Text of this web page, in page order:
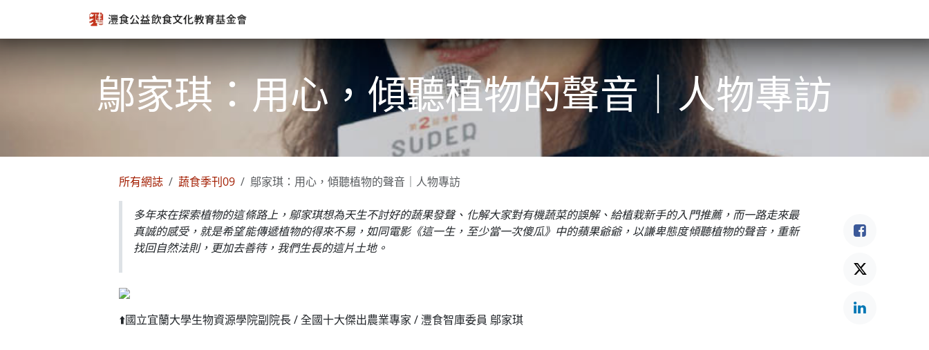
鄔家琪：用心，傾聽植物的聲音｜人物專訪
所有網誌 蔬食季刊09 鄔家琪：用心，傾聽植物的聲音｜人物專訪
多年來在探索植物的這條路上，鄔家琪想為天生不討好的蔬果發聲、化解大家對有機蔬菜的誤解、給植栽新手的入門推薦，而一路走來最
真誠的感受，就是希望能傳遞植物的得來不易，如同電影《這一生，至少當一次傻瓜》中的蘋果爺爺，以謙卑態度傾聽植物的聲音，重新
找回自然法則，更加去善待，我們生長的這片土地。
⬆️國立宜蘭大學生物資源學院副院長 / 全國十大傑出農業專家 / 灃食智庫委員 鄔家琪